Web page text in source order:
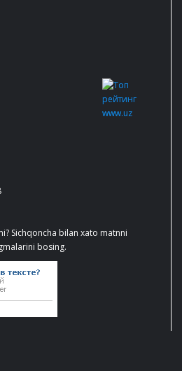
Sichqoncha bilan xato matnni
bosing.